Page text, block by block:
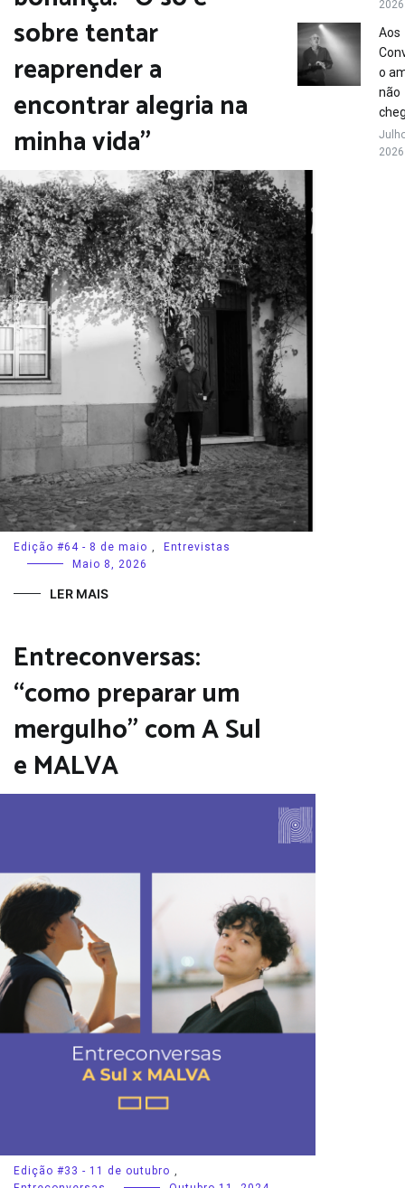
sobre tentar
reaprender a
encontrar alegria na
minha vida”
Edição #64 - 8 de maio ,
Entrevistas
Maio 8, 2026
LER MAIS
Entreconversas:
“como preparar um
mergulho” com A Sul
e MALVA
Edição #33 - 11 de outubro ,
2026
Aos
o
não
2026